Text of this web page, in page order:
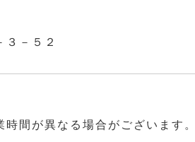
３－５２
間が異なる場合がございます